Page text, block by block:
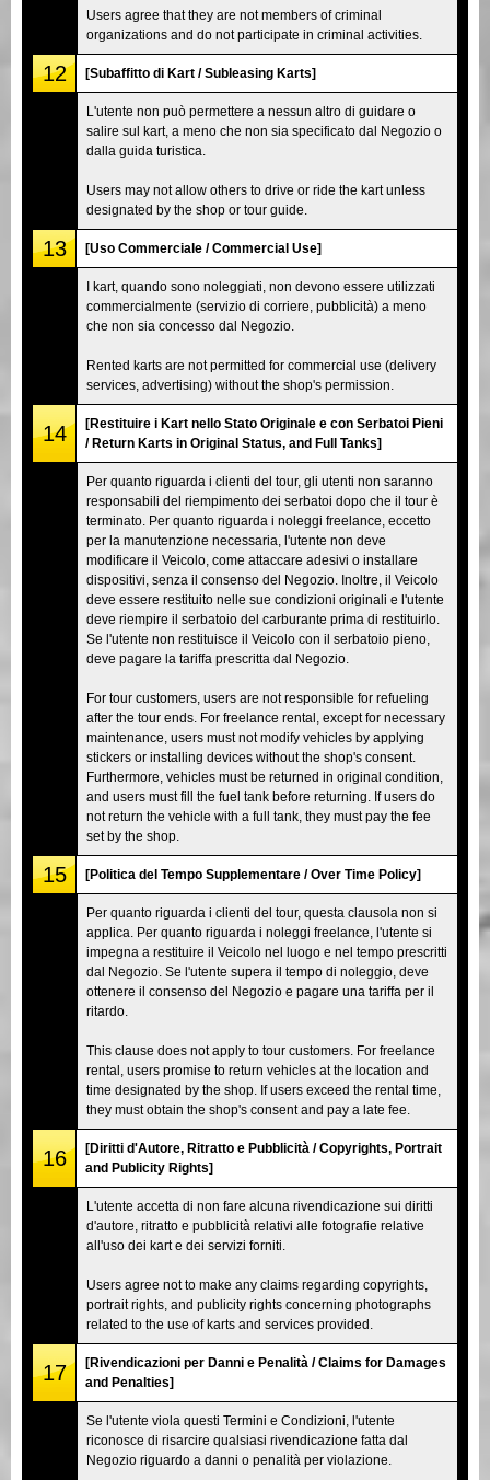
Users agree that they are not members of criminal
organizations and do not participate in criminal activities.
12 [Subaffitto di Kart / Subleasing Karts]
L'utente non può permettere a nessun altro di guidare o
salire sul kart, a meno che non sia specificato dal Negozio o
dalla guida turistica.
Users may not allow others to drive or ride the kart unless
designated by the shop or tour guide.
13 [Uso Commerciale / Commercial Use]
I kart, quando sono noleggiati, non devono essere utilizzati
commercialmente (servizio di corriere, pubblicità) a meno
che non sia concesso dal Negozio.
Rented karts are not permitted for commercial use (delivery
services, advertising) without the shop's permission.
14
[Restituire i Kart nello Stato Originale e con Serbatoi Pieni
/ Return Karts in Original Status, and Full Tanks]
Per quanto riguarda i clienti del tour, gli utenti non saranno
responsabili del riempimento dei serbatoi dopo che il tour è
terminato. Per quanto riguarda i noleggi freelance, eccetto
per la manutenzione necessaria, l'utente non deve
modificare il Veicolo, come attaccare adesivi o installare
dispositivi, senza il consenso del Negozio. Inoltre, il Veicolo
deve essere restituito nelle sue condizioni originali e l'utente
deve riempire il serbatoio del carburante prima di restituirlo.
Se l'utente non restituisce il Veicolo con il serbatoio pieno,
deve pagare la tariffa prescritta dal Negozio.
For tour customers, users are not responsible for refueling
after the tour ends. For freelance rental, except for necessary
maintenance, users must not modify vehicles by applying
stickers or installing devices without the shop's consent.
Furthermore, vehicles must be returned in original condition,
and users must fill the fuel tank before returning. If users do
not return the vehicle with a full tank, they must pay the fee
set by the shop.
15 [Politica del Tempo Supplementare / Over Time Policy]
Per quanto riguarda i clienti del tour, questa clausola non si
applica. Per quanto riguarda i noleggi freelance, l'utente si
impegna a restituire il Veicolo nel luogo e nel tempo prescritti
dal Negozio. Se l'utente supera il tempo di noleggio, deve
ottenere il consenso del Negozio e pagare una tariffa per il
ritardo.
This clause does not apply to tour customers. For freelance
rental, users promise to return vehicles at the location and
time designated by the shop. If users exceed the rental time,
they must obtain the shop's consent and pay a late fee.
16
[Diritti d'Autore, Ritratto e Pubblicità / Copyrights, Portrait
and Publicity Rights]
L'utente accetta di non fare alcuna rivendicazione sui diritti
d'autore, ritratto e pubblicità relativi alle fotografie relative
all'uso dei kart e dei servizi forniti.
Users agree not to make any claims regarding copyrights,
portrait rights, and publicity rights concerning photographs
related to the use of karts and services provided.
17
[Rivendicazioni per Danni e Penalità / Claims for Damages
and Penalties]
Se l'utente viola questi Termini e Condizioni, l'utente
riconosce di risarcire qualsiasi rivendicazione fatta dal
Negozio riguardo a danni o penalità per violazione.